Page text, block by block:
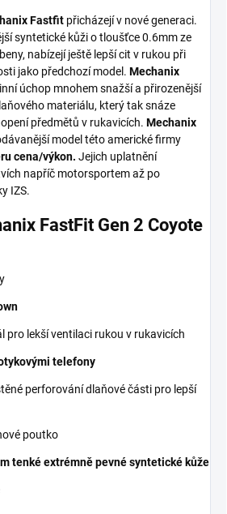
Fastfit přicházejí v nové generaci.
syntetické kůži o tloušťce 0.6mm ze
nabízejí ještě lepší cit v rukou při
jako předchozí model. Mechanix
úchop mnohem snažší a přirozenější
materiálu, který tak snáze
předmětů v rukavicích. Mechanix
model této americké firmy
cena/výkon. Jejich uplatnění
napříč motorsportem až po
IZS.
FastFit Gen 2 Coyote
pro lekší ventilaci rukou v rukavicích
telefony
perforování dlaňové části pro lepší
poutko
tenké extrémně pevné syntetické kůže